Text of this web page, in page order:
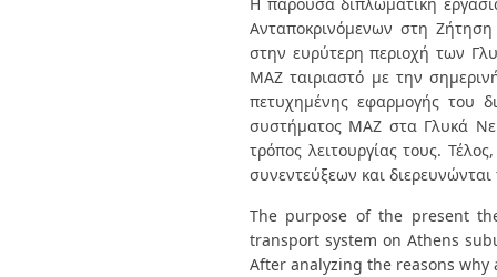
Ανταποκρινόμενων στη
στην ευρύτερη περιοχή των
ΜΑΖ ταιριαστό με την
πετυχημένης εφαρμογής του
συστήματος ΜΑΖ στα Γλυκά
τρόπος λειτουργίας τους.
συνεντεύξεων και
The purpose of the present
transport system on Athens
After analyzing the reasons why